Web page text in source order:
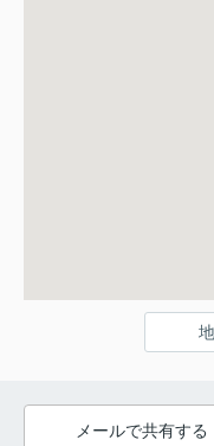
メールで共有する